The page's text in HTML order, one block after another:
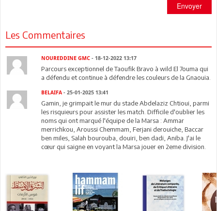
Envoyer
Les Commentaires
NOUREDDINE GMC - 18-12-2022 13:17
Parcours exceptionnel de Taoufik Bravo à wild El 7ouma qui
a défendu et continue à défendre les couleurs de la Gnaouia.
BELAIFA- 25-01-2025 13:41
Gamin, je grimpait le mur du stade Abdelaziz Chtioui, parmi
les risquieurs pour assister les match. Difficile d'oublier les
noms qui ont marqué l'équipe de la Marsa : Ammar
merrichkou, Aroussi Chemmam, Ferjani derouiche, Baccar
ben miles, Salah bourouba, douiri, ben dadi, Aniba. J'ai le
cœur qui saigne en voyant la Marsa jouer en 2eme division.